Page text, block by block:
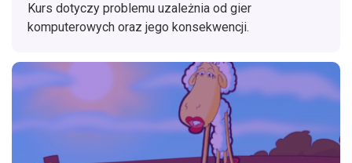
Kurs dotyczy problemu uzależnia od gier
komputerowych oraz jego konsekwencji.